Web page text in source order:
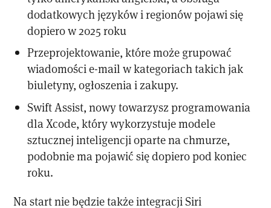
dodatkowych języków i regionów pojawi się
dopiero w 2025 roku
Przeprojektowanie, które może grupować
wiadomości e-mail w kategoriach takich jak
biuletyny, ogłoszenia i zakupy.
Swift Assist, nowy towarzysz programowania
dla Xcode, który wykorzystuje modele
sztucznej inteligencji oparte na chmurze,
podobnie ma pojawić się dopiero pod koniec
roku.
Na start nie będzie także integracji Siri